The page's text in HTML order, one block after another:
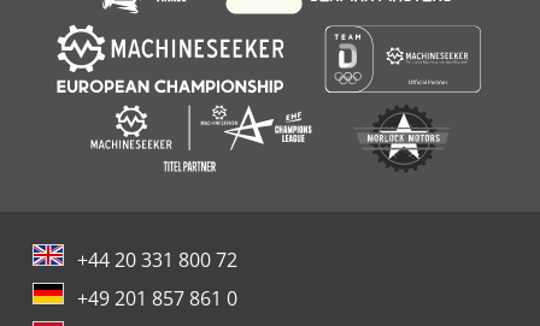
+44 20 331 800 72
+49 201 857 861 0